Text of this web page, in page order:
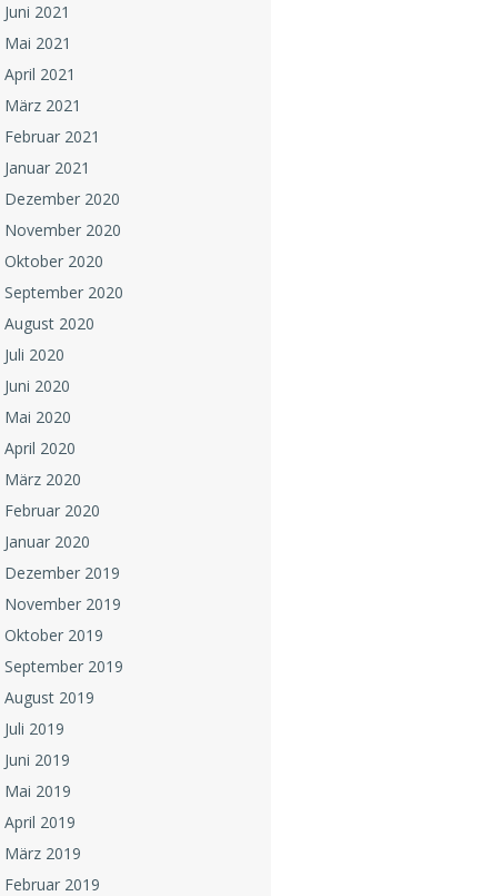
Juni 2021
Mai 2021
April 2021
März 2021
Februar 2021
Januar 2021
Dezember 2020
November 2020
Oktober 2020
September 2020
August 2020
Juli 2020
Juni 2020
Mai 2020
April 2020
März 2020
Februar 2020
Januar 2020
Dezember 2019
November 2019
Oktober 2019
September 2019
August 2019
Juli 2019
Juni 2019
Mai 2019
April 2019
März 2019
Februar 2019